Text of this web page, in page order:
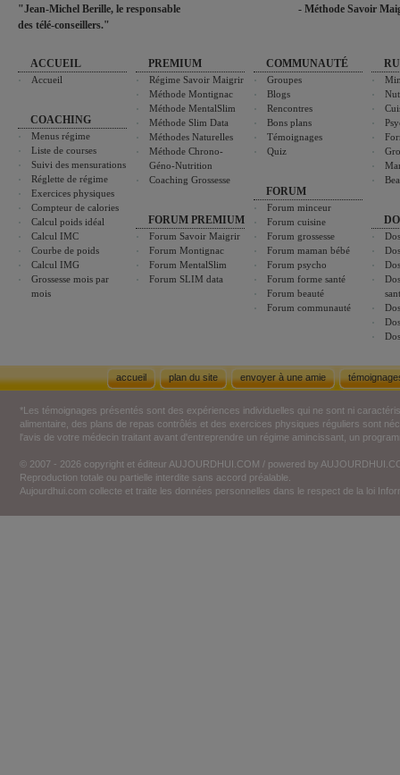
"Jean-Michel Berille, le responsable
des télé-conseillers."
- Méthode Savoir
ACCUEIL
Accueil
COACHING
Menus régime
Liste de courses
Suivi des mensurations
Réglette de régime
Exercices physiques
Compteur de calories
Calcul poids idéal
Calcul IMC
Courbe de poids
Calcul IMG
Grossesse mois par
mois
PREMIUM
Régime Savoir Maigrir
Méthode Montignac
Méthode MentalSlim
Méthode Slim Data
Méthodes Naturelles
Méthode Chrono-
Géno-Nutrition
Coaching Grossesse
FORUM PREMIUM
Forum Savoir Maigrir
Forum Montignac
Forum MentalSlim
Forum SLIM data
COMMUNAUTÉ
Groupes
Blogs
Rencontres
Bons plans
Témoignages
Quiz
FORUM
Forum minceur
Forum cuisine
Forum grossesse
Forum maman bébé
Forum psycho
Forum forme santé
Forum beauté
Forum communauté
accueil plan du site envoyer à une amie
*Les témoignages présentés sont des expériences individuelles qui ne sont ni
alimentaire, des plans de repas contrôlés et des exercices physiques réguliers sont
l'avis de votre médecin traitant avant d'entreprendre un régime amincissant, un
© 2007 - 2026 copyright et éditeur AUJOURDHUI.COM / powered by
Reproduction totale ou partielle interdite sans accord préalable.
Aujourdhui.com collecte et traite les données personnelles dans le respect de la loi